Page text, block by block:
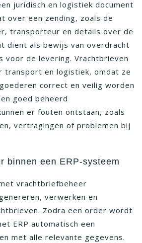
juridisch en logistiek document
over een zending, zoals de
transporteur en details over de
dient als bewijs van overdracht
voor de levering. Vrachtbrieven
transport en logistiek, omdat ze
correct en veilig worden
goed beheerd
er fouten ontstaan, zoals
vertragingen of problemen bij
binnen een ERP-systeem
vrachtbriefbeheer
verwerken en
Zodra een order wordt
ERP automatisch een
met alle relevante gegevens.